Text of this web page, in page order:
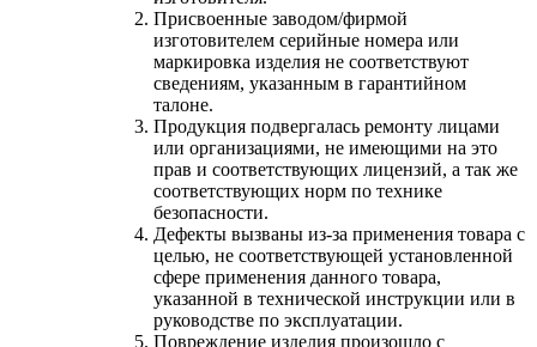
Присвоенные заводом/фирмой
изготовителем серийные номера или
маркировка изделия не соответствуют
сведениям, указанным в гарантийном
талоне.
Продукция подвергалась ремонту лицами
или организациями, не имеющими на это
прав и соответствующих лицензий, а так же
соответствующих норм по технике
безопасности.
Дефекты вызваны из-за применения товара с
целью, не соответствующей установленной
сфере применения данного товара,
указанной в технической инструкции или в
руководстве по эксплуатации.
Повреждение изделия произошло с